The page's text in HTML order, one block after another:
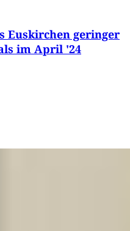
Euskirchen geringer
im April '24